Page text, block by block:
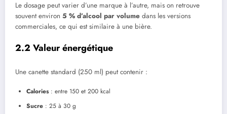
Le dosage peut varier d’une marque à l’autre, mais on retrouve
souvent environ 5 % d’alcool par volume dans les versions
commerciales, ce qui est similaire à une bière.
2.2 Valeur énergétique
Une canette standard (250 ml) peut contenir :
Calories: entre 150 et 200 kcal
Sucre : 25 à 30 g